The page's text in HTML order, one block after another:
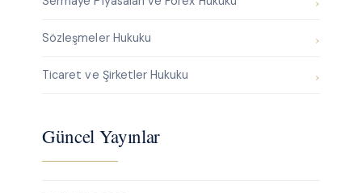
Sözleşmeler Hukuku
Ticaret ve Şirketler Hukuku
Güncel Yayınlar